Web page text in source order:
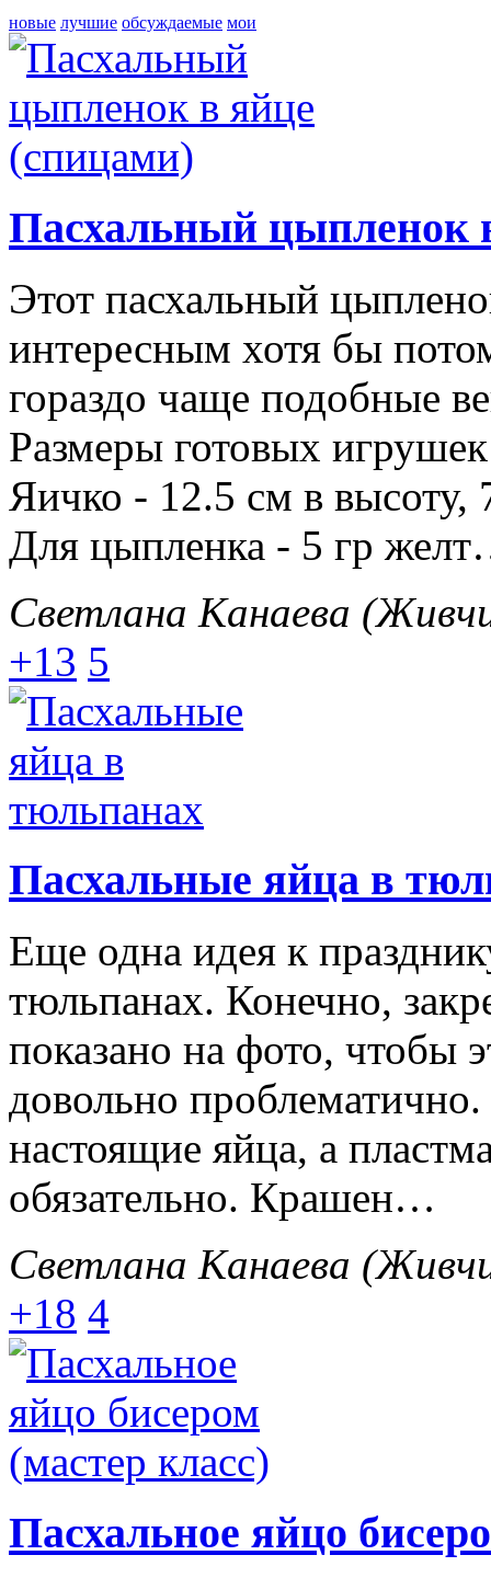
новые лучшие обсуждаемые мои
Пасхальный цыпленок
Этот пасхальный
интересным хотя бы
гораздо чаще подобные
Размеры готовых
Яичко - 12.5 см в
Для цыпленка - 5 гр
Светлана Канаева
+13 5
Пасхальные яйца в
Еще одна идея к
тюльпанах. Конечно,
показано на фото, чтобы
довольно
настоящие яйца, а
обязательно. Крашен…
Светлана Канаева
+18 4
Пасхальное яйцо